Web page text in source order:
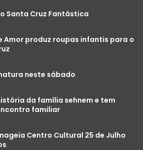
Santa Cruz Fantástica
Amor produz roupas infantis para o
neste sábado
da família sehnem e tem
familiar
Centro Cultural 25 de Julho